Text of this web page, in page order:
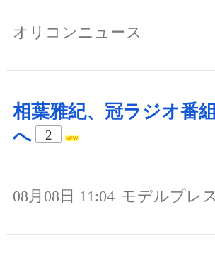
オリコンニュース
相葉雅紀、冠ラジオ番
へ
2
08月08日 11:04 モデルプレス